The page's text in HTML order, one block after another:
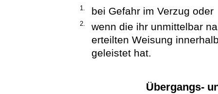
1. bei Gefahr im Verzug oder
2.
wenn die ihr unmittelbar
erteilten Weisung
geleistet hat.
Übergangs-